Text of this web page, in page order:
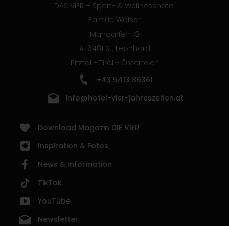
DAS VIER – Sport- & Wellnesshotel
Familie Walser
Mandarfen 73
A-6481 St. Leonhard
Pitztal - Tirol - Österreich
+43 5413 86361
info@hotel-vier-jahreszeiten.at
Download Magazin DIE VIER
Inspiration & Fotos
News & Information
TikTok
YouTube
Newsletter